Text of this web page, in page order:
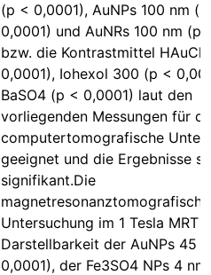
(p < 0,0001), AuNPs 100 nm
0,0001) und AuNRs 100 nm (p
bzw. die Kontrastmittel
0,0001), Iohexol 300 (p <
BaSO4 (p < 0,0001) laut den
vorliegenden Messungen für
computertomografische
geeignet und die Ergebnisse
signifikant.Die
magnetresonanztomografische
Untersuchung im 1 Tesla MRT
Darstellbarkeit der AuNPs 45
0,0001), der Fe3SO4 NPs 4